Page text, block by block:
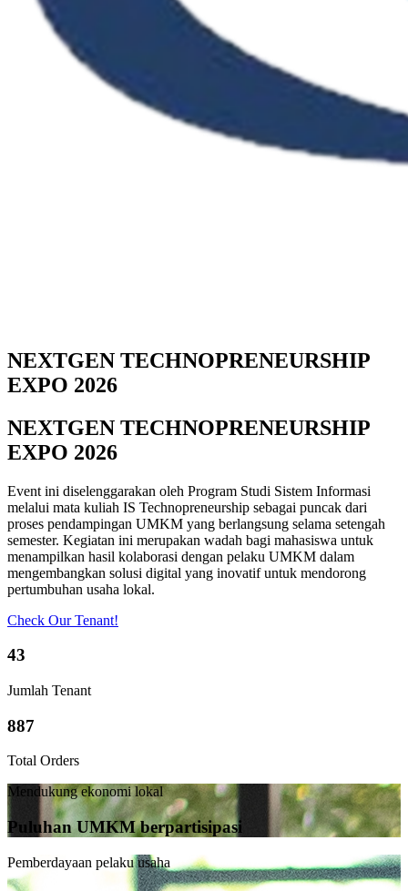
NEXTGEN TECHNOPRENEURSHIP
EXPO 2026
NEXTGEN TECHNOPRENEURSHIP
EXPO 2026
Event ini diselenggarakan oleh Program Studi Sistem Informasi
melalui mata kuliah IS Technopreneurship sebagai puncak dari
proses pendampingan UMKM yang berlangsung selama setengah
semester. Kegiatan ini merupakan wadah bagi mahasiswa untuk
menampilkan hasil kolaborasi dengan pelaku UMKM dalam
mengembangkan solusi digital yang inovatif untuk mendorong
pertumbuhan usaha lokal.
Check Our Tenant!
43
Jumlah Tenant
887
Total Orders
Mendukung ekonomi lokal
Puluhan UMKM berpartisipasi
Pemberdayaan pelaku usaha